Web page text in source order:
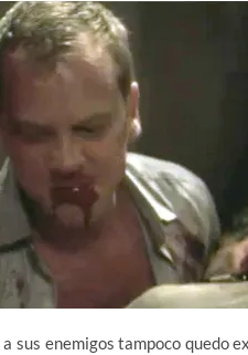
sus enemigos tampoco quedo